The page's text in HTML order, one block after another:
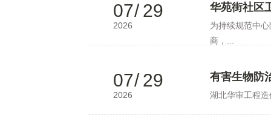
07/ 29
2026
华苑街社区
为持续规范中
商，...
07/ 29
2026
有害生物防
湖北华审工程